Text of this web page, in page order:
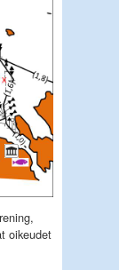
oikeudet